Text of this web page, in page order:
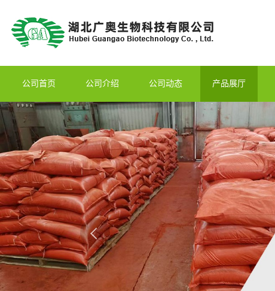
公司首页 公司介绍 公司动态 产品展厅